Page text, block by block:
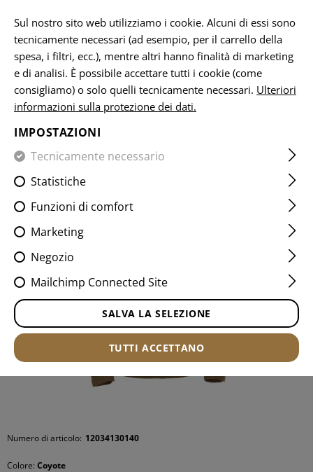
CASA ABBIGLIAMENTO SHIRTS FIELD SHIRTS
RAIDER FIELD SHIRT MK V
ATS FLEX
Numero di articolo: 12034130140
Colore: Coyote
Sul nostro sito web utilizziamo i cookie. Alcuni di essi sono
tecnicamente necessari (ad esempio, per il carrello della
spesa, i filtri, ecc.), mentre altri hanno finalità di marketing
e di analisi. È possibile accettare tutti i cookie (come
consigliamo) o solo quelli tecnicamente necessari. Ulteriori
informazioni sulla protezione dei dati.
IMPOSTAZIONI
Tecnicamente necessario
Statistiche
Funzioni di comfort
Marketing
Negozio
Mailchimp Connected Site
SALVA LA SELEZIONE
TUTTI ACCETTANO